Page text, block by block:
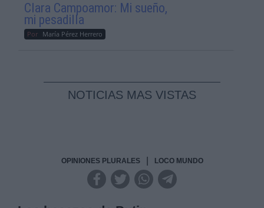
Clara Campoamor: Mi sueño,
mi pesadilla
Por María Pérez Herrero
NOTICIAS MAS VISTAS
OPINIONES PLURALES LOCO MUNDO